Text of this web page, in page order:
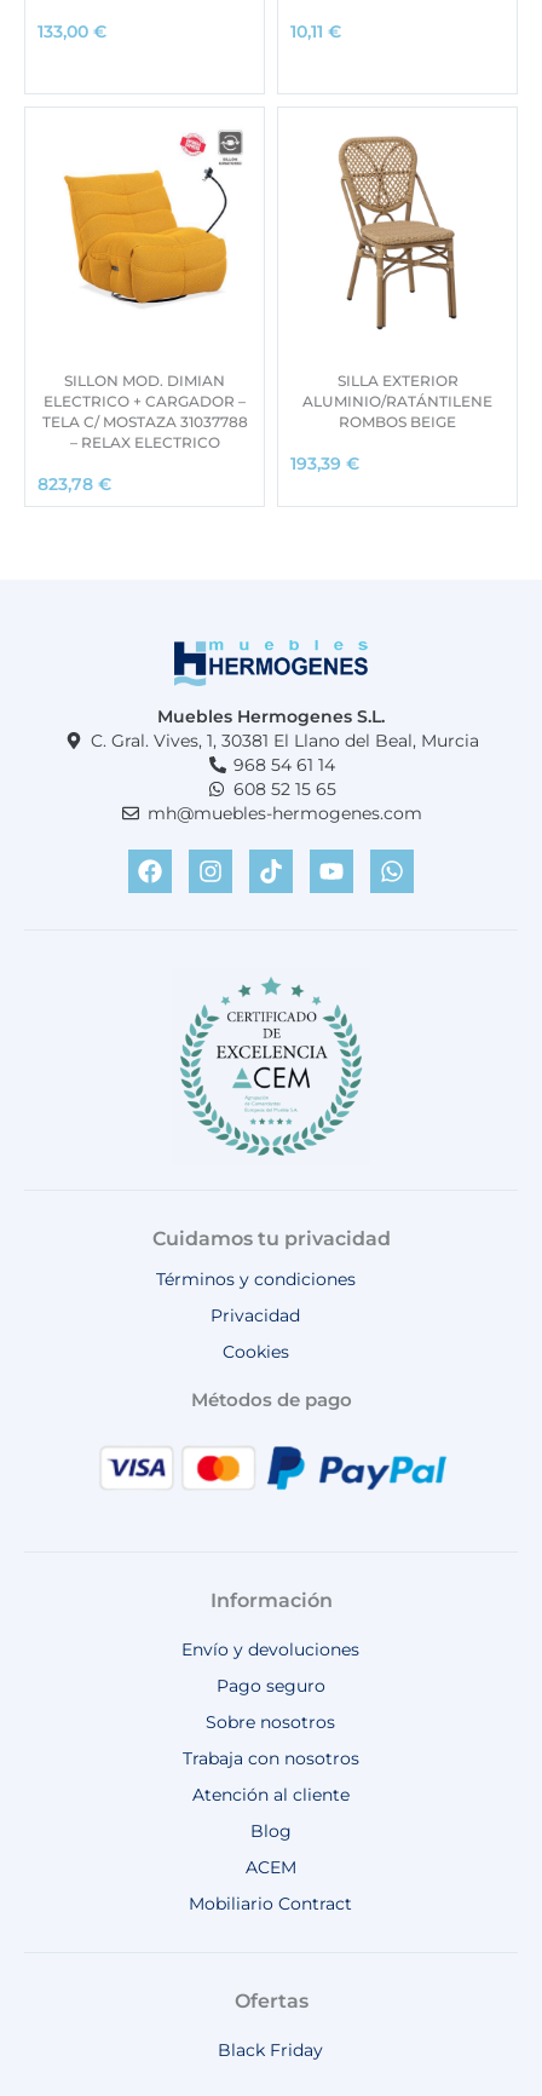
133,00 € 10,11 €
SILLON MOD. DIMIAN
ELECTRICO + CARGADOR –
TELA C/ MOSTAZA 31037788
– RELAX ELECTRICO
823,78 €
SILLA EXTERIOR
ALUMINIO/RATÁNTILENE
ROMBOS BEIGE
193,39 €
Muebles Hermogenes S.L.
C. Gral. Vives, 1, 30381 El Llano del Beal, Murcia
968 54 61 14
608 52 15 65
mh@muebles-hermogenes.com
F
a
c
I
n
s
a
m
T
i
k
Y
o
u
W
h
a
Cuidamos tu privacidad
Términos y condiciones
Privacidad
Cookies
Métodos de pago
Información
Envío y devoluciones
Pago seguro
Sobre nosotros
Trabaja con nosotros
Atención al cliente
Blog
ACEM
Mobiliario Contract
Ofertas
Black Friday